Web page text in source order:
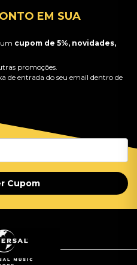
EM SUA
um cupom de 5%, novidades,
promoções.
de entrada do seu email dentro de
Cupom